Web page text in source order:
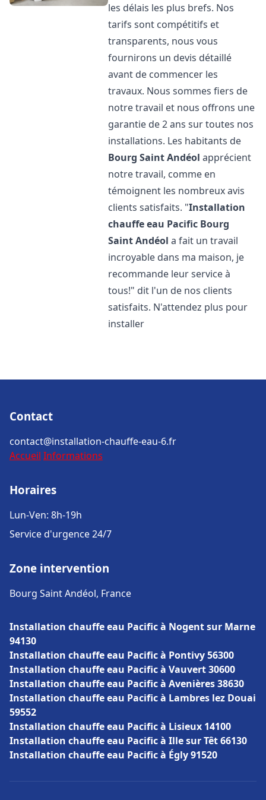
les délais les plus brefs. Nos
tarifs sont compétitifs et
transparents, nous vous
fournirons un devis détaillé
avant de commencer les
travaux. Nous sommes fiers de
notre travail et nous offrons une
garantie de 2 ans sur toutes nos
installations. Les habitants de
Bourg Saint Andéol apprécient
notre travail, comme en
témoignent les nombreux avis
clients satisfaits. "Installation
chauffe eau Pacific Bourg
Saint Andéol a fait un travail
incroyable dans ma maison, je
recommande leur service à
tous!" dit l'un de nos clients
satisfaits. N'attendez plus pour
installer
Contact
contact@installation-chauffe-eau-6.fr
Accueil Informations
Horaires
Lun-Ven: 8h-19h
Service d'urgence 24/7
Zone intervention
Bourg Saint Andéol, France
Installation chauffe eau Pacific à Nogent sur Marne
94130
Installation chauffe eau Pacific à Pontivy 56300
Installation chauffe eau Pacific à Vauvert 30600
Installation chauffe eau Pacific à Avenières 38630
Installation chauffe eau Pacific à Lambres lez Douai
59552
Installation chauffe eau Pacific à Lisieux 14100
Installation chauffe eau Pacific à Ille sur Têt 66130
Installation chauffe eau Pacific à Égly 91520